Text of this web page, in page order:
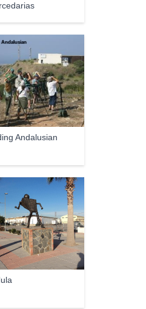
Andalusian
Andalusian